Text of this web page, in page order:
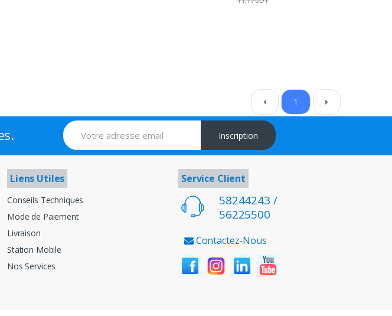
1
Inscription
Liens Utiles
Conseils Techniques
Mode de Paiement
Livraison
Station Mobile
Nos Services
Service Client
58244243 /
56225500
Contactez-Nous